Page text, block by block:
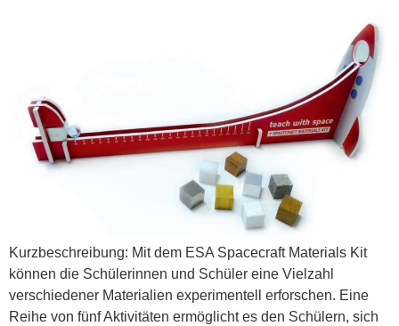
Kurzbeschreibung: Mit dem ESA Spacecraft Materials Kit
können die Schülerinnen und Schüler eine Vielzahl
verschiedener Materialien experimentell erforschen. Eine
Reihe von fünf Aktivitäten ermöglicht es den Schülern, sich